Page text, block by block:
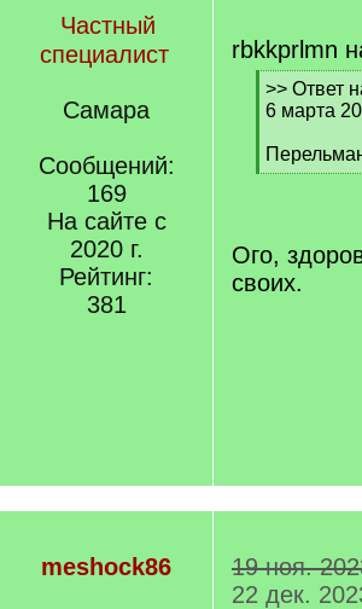
Частный
специалист
Самара
Сообщений:
169
На сайте с
2020 г.
Рейтинг:
381
rbkkprlmn
[
q
>> Ответ
6 марта
[
Ого,
своих.
meshock86
19 ноя.
22 дек.